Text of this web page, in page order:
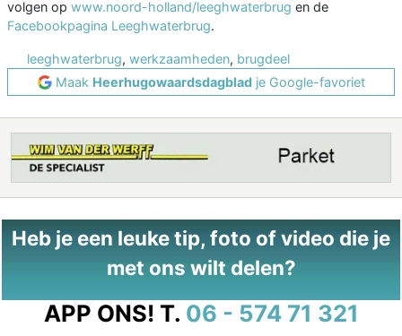
volgen op www.noord-holland/leeghwaterbrug en de
Facebookpagina Leeghwaterbrug.
leeghwaterbrug, werkzaamheden, brugdeel
Maak Heerhugowaardsdagbladje Google-favoriet
Heb je een leuke tip, foto of video die je
met ons wilt delen?
APP ONS! T. 06 - 574 71 321